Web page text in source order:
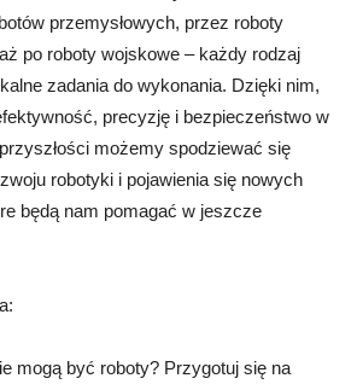
przemysłowych, przez roboty
po roboty wojskowe – każdy rodzaj
zadania do wykonania. Dzięki nim,
precyzję i bezpieczeństwo w
możemy spodziewać się
robotyki i pojawienia się nowych
będą nam pomagać w jeszcze
mogą być roboty? Przygotuj się na